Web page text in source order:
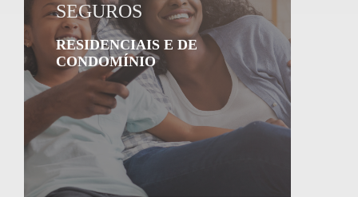
SEGUROS
RESIDENCIAIS E DE
CONDOMÍNIO